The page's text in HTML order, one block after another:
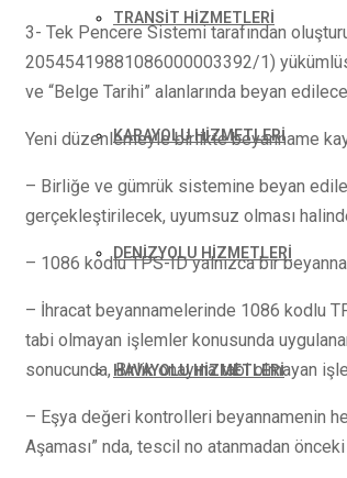
TRANSİT HİZMETLERİ
KARAYOLU HİZMETLERİ
DENİZYOLU HİZMETLERİ
HAVAYOLU HİZMETLERİ
3- Tek Pencere Sistemi tarafından
20545419881086000003392/1)
ve “Belge Tarihi” alanlarında beyan
Yeni düzenlemeyle birlikte beyanname
– Birliğe ve gümrük sistemine beyan
gerçekleştirilecek, uyumsuz olması
– 1086 kodlu TPS-ID yalnızca bir
– İhracat beyannamelerinde 1086 kodlu
tabi olmayan işlemler konusunda
sonucunda, Birlik onayına tabi olmayan
– Eşya değeri kontrolleri beyannamenin
Aşaması” nda, tescil no atanmadan